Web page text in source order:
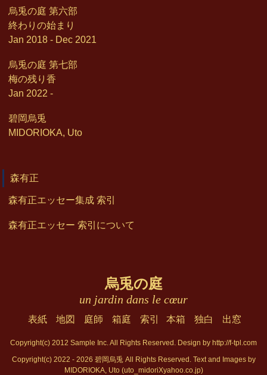
烏兎の庭 第六部
終わりの始まり
Jan 2018 - Dec 2021
烏兎の庭 第七部
梅の残り香
Jan 2022 -
碧岡烏兎
MIDORIOKA, Uto
森有正
森有正エッセー集成 索引
森有正エッセー 索引について
烏兎の庭
un jardin dans le cœur
表紙 地図 庭師 箱庭 索引 本箱 独白 出窓
Copyright(c) 2012 Sample Inc. All Rights Reserved. Design by http://f-tpl.com
Copyright(c) 2022 - 2026 碧岡烏兎 All Rights Reserved. Text and Images by
MIDORIOKA, Uto(uto_midoriXyahoo.co.jp)